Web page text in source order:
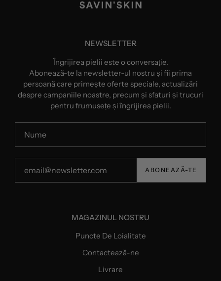
NEWSLETTER
Îngrijirea pielii este o conversație.
Abonează-te la newsletter-ul nostru și fii prima
persoană care primește oferte speciale, actualizări
despre campaniile noastre, precum și sfaturi și trucuri
pentru frumusețe și îngrijirea pielii.
ABONEAZĂ-TE
MAGAZINUL NOSTRU
Puncte De Loialitate
Contactează-ne
Livrare